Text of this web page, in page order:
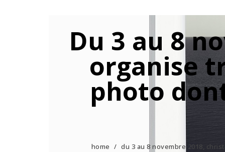
Du 3 au 8
organise
photo
home / du 3 au 8 novembre 2018,